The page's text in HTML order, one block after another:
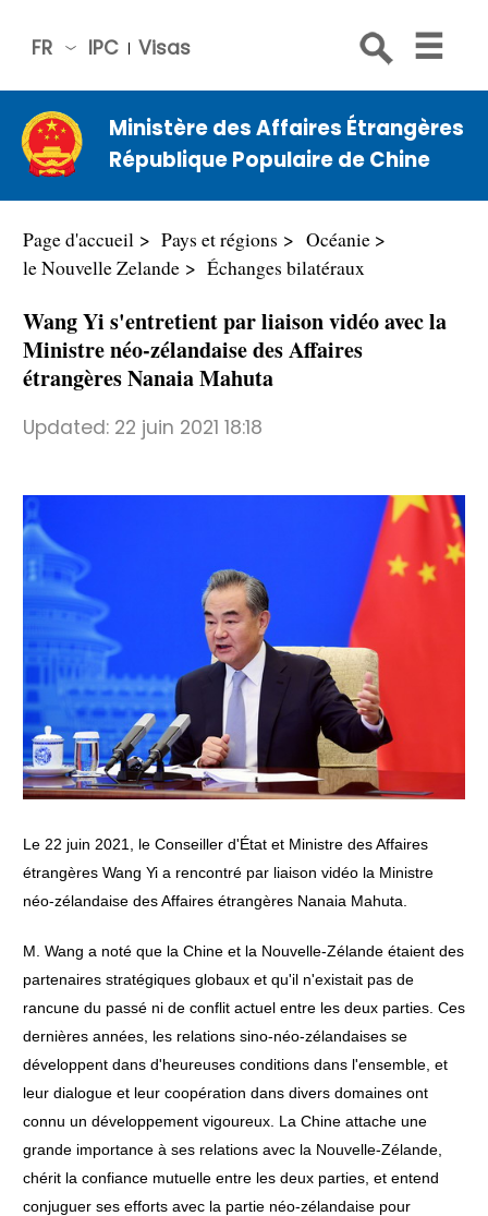
IPC Visas
FR
中文
Engli
sh
Русс
Espa
عربي
Ministère des Affaires Étrangères
République Populaire de Chine
Page d'accueil Pays et régions
Océanie
le Nouvelle Zelande
Échanges bilatéraux
Wang Yi s'entretient par liaison vidéo avec la
Ministre néo-zélandaise des Affaires
étrangères Nanaia Mahuta
Updated: 22 juin 2021 18:18
Le 22 juin 2021, le Conseiller d'État et Ministre des Affaires
étrangères Wang Yi a rencontré par liaison vidéo la Ministre
néo-zélandaise des Affaires étrangères Nanaia Mahuta.
M. Wang a noté que la Chine et la Nouvelle-Zélande étaient des
partenaires stratégiques globaux et qu'il n'existait pas de
rancune du passé ni de conflit actuel entre les deux parties. Ces
dernières années, les relations sino-néo-zélandaises se
développent dans d'heureuses conditions dans l'ensemble, et
leur dialogue et leur coopération dans divers domaines ont
connu un développement vigoureux. La Chine attache une
grande importance à ses relations avec la Nouvelle-Zélande,
chérit la confiance mutuelle entre les deux parties, et entend
conjuguer ses efforts avec la partie néo-zélandaise pour